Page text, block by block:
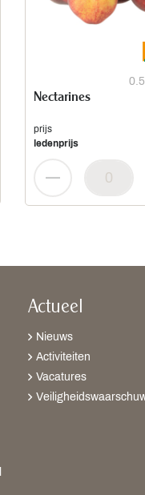
Nectarines
prijs
ledenprijs
Actueel
Nieuws
Activiteiten
Vacatures